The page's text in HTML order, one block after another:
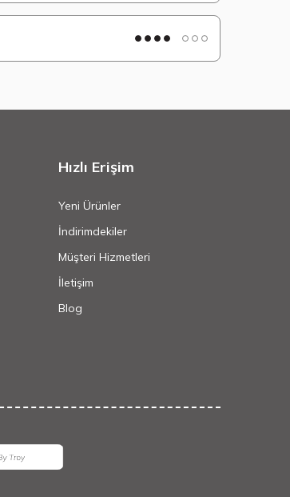
Hızlı Erişim
Yeni Ürünler
İndirimdekiler
Müşteri Hizmetleri
İletişim
Blog